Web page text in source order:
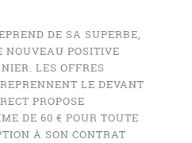
DE SA SUPERBE,
NOUVEAU POSITIVE
LES OFFRES
LE DEVANT
PROPOSE
DE 60 € POUR TOUTE
À SON CONTRAT